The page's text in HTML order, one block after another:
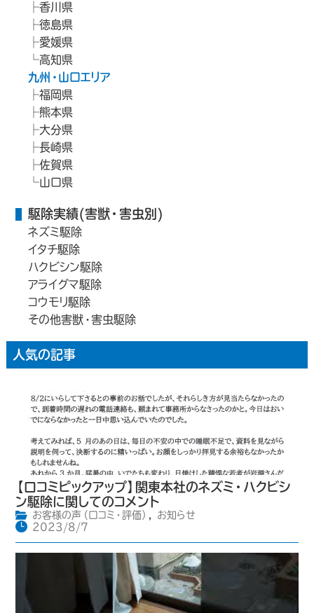
香川県
徳島県
愛媛県
高知県
九州・山口エリア
福岡県
熊本県
大分県
長崎県
佐賀県
山口県
駆除実績(害獣・害虫別)
ネズミ駆除
イタチ駆除
ハクビシン駆除
アライグマ駆除
コウモリ駆除
その他害獣・害虫駆除
人気の記事
【口コミピックアップ】関東本社のネズミ・ハクビシ
ン駆除に関してのコメント
お客様の声（口コミ・評価） ,
お知らせ
2023/8/7